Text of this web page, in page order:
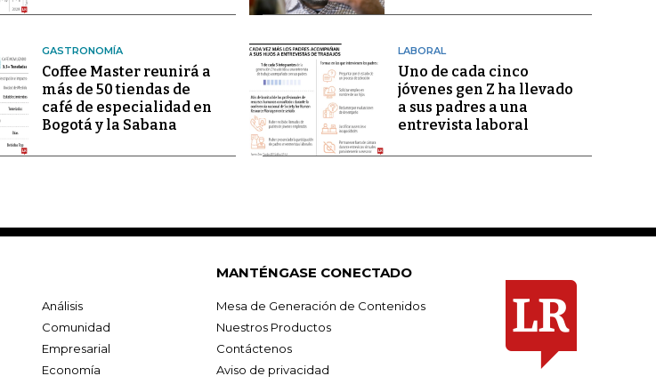
GASTRONOMÍA
Coffee Master reunirá a
más de 50 tiendas de
café de especialidad en
Bogotá y la Sabana
LABORAL
Uno de cada cinco
jóvenes gen Z ha llevado
a sus padres a una
entrevista laboral
Análisis
Comunidad
Empresarial
Economía
MANTÉNGASE CONECTADO
Mesa de Generación de Contenidos
Nuestros Productos
Contáctenos
Aviso de privacidad